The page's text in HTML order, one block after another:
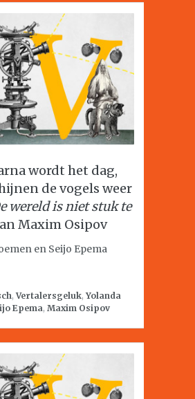
wordt het dag,
de vogels weer
wereld is niet stuk te
Maxim Osipov
en Seijo Epema
,Vertalersgeluk,Yolanda
Epema, Maxim Osipov